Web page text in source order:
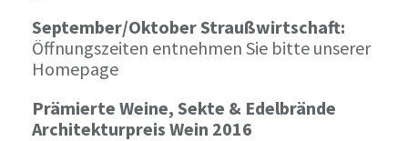
September/Oktober Straußwirtschaft:
Öffnungszeiten entnehmen Sie bitte unserer
Homepage
Prämierte Weine, Sekte & Edelbrände
Architekturpreis Wein 2016